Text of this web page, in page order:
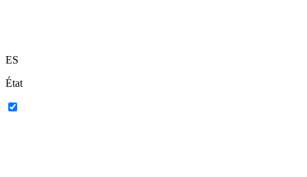
ES
État